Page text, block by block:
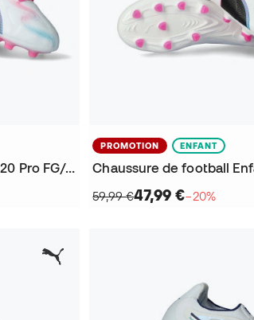
Chaussure de football King 20 Pro FG/AG
PROMOTION ENFANT
59,99 €47,99 €−20%